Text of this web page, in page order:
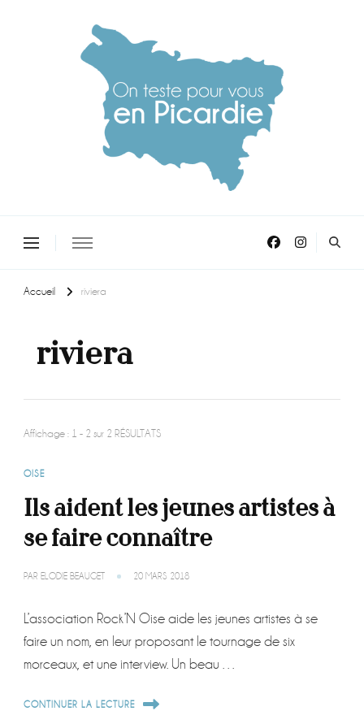
Accueil riviera
riviera
Affichage : 1 - 2 sur 2 RÉSULTATS
OISE
Ils aident les jeunes artistes à
se faire connaître
PAR ELODIE BEAUGET 20 MARS 2018
L’association Rock’N Oise aide les jeunes artistes à se
faire un nom, en leur proposant le tournage de six
morceaux, et une interview. Un beau …
CONTINUER LA LECTURE